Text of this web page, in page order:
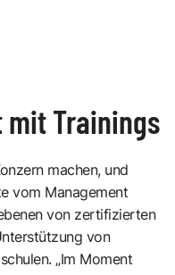
mit Trainings
machen, und
vom Management
von zertifizierten
von
„Im Moment